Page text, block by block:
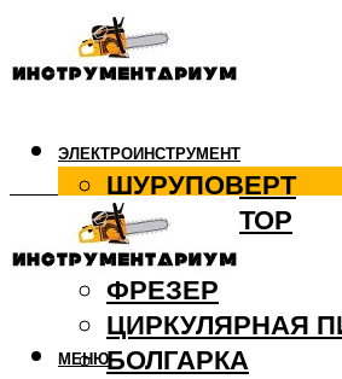
ЭЛЕКТРОИНСТРУМЕНТ
ШУРУПОВЕРТ
ПЕРФОРАТОР
ДРЕЛЬ
ФРЕЗЕР
ЦИРКУЛЯРНАЯ
БОЛГАРКА
МЕНЮ